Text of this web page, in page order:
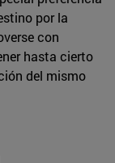
por la
con
hasta cierto
del mismo